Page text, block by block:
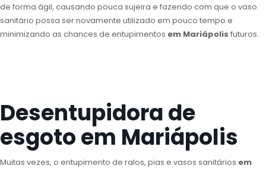
de forma ágil, causando pouca sujeira e fazendo com que o vaso
sanitário possa ser novamente utilizado em pouco tempo e
minimizando as chances de entupimentos em Mariápolis futuros.
Desentupidora de
esgoto em Mariápolis
Muitas vezes, o entupimento de ralos, pias e vasos sanitários em